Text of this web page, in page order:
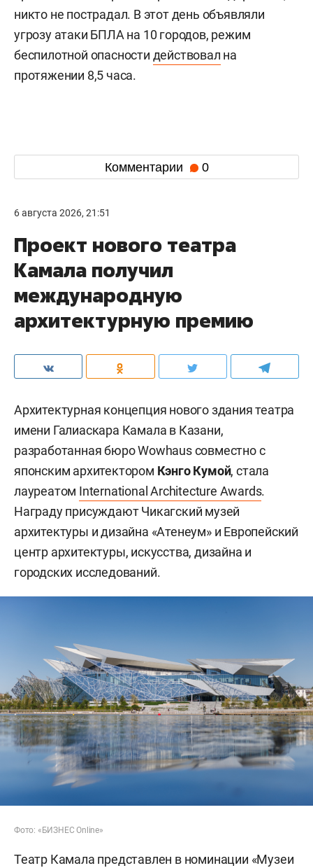
никто не пострадал. В этот день объявляли
угрозу атаки БПЛА на 10 городов, режим
беспилотной опасности действовал на
протяжении 8,5 часа.
Комментарии 0
6 августа 2026, 21:51
Проект нового театра
Камала получил
международную
архитектурную премию
Архитектурная концепция нового здания театра
имени Галиаскара Камала в Казани,
разработанная бюро Wowhaus совместно с
японским архитектором Кэнго Кумой, стала
лауреатом International Architecture Awards.
Награду присуждают Чикагский музей
архитектуры и дизайна «Атенеум» и Европейский
центр архитектуры, искусства, дизайна и
городских исследований.
Фото: «БИЗНЕС Online»
Театр Камала представлен в номинации «Музеи